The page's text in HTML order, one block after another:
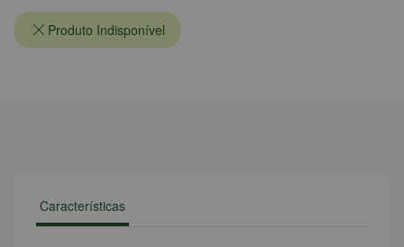
Produto Indisponível
Características